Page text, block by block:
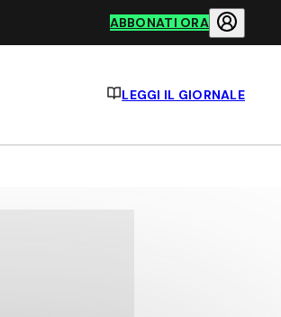
ABBONATI ORA
LEGGI IL GIORNALE